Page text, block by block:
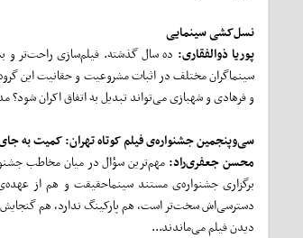
نسلکشی سینمایی
پوریا ذوالفقاری: ده سال گذشته. فیلم‌سازی راحت‌تر و
سینماگران مختلف در اثبات مشروعیت و حقانیت این
و فرهادی و شهبازی می‌تواند تبدیل به اتفاق اکران
سیوپنجمین جشنواره‌ی فیلم کوتاه تهران: کمیت به
محسن جعفریراد: مهم‌ترین سؤال در میان مخاطب
برگزاری جشنواره‌ی مستند سینماحقیقت و هم از
دسترسی‌اش سخت‌تر است، هم پارکینگ ندارد، هم
دیدن فیلم می‌ماندند...